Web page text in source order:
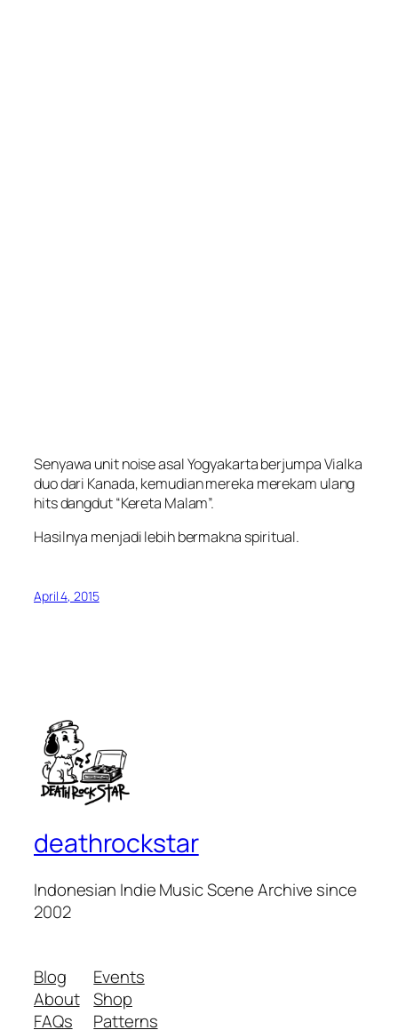
Senyawa unit noise asal Yogyakarta berjumpa Vialka
duo dari Kanada, kemudian mereka merekam ulang
hits dangdut “Kereta Malam”.
Hasilnya menjadi lebih bermakna spiritual.
April 4, 2015
deathrockstar
Indonesian Indie Music Scene Archive since
2002
Blog
About
FAQs
Events
Shop
Patterns